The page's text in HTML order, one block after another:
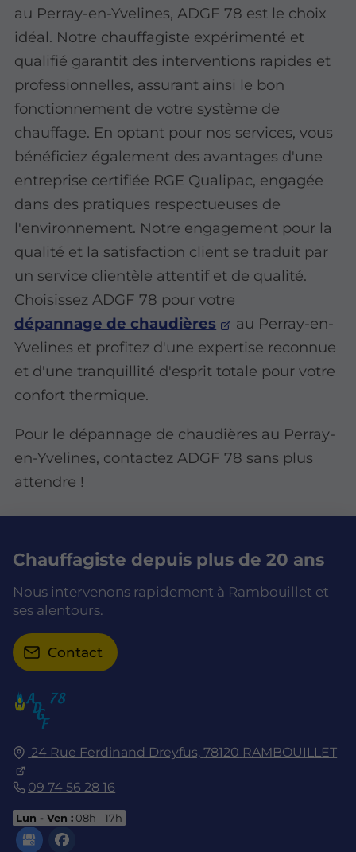
au Perray-en-Yvelines, ADGF 78 est le choix
idéal. Notre chauffagiste expérimenté et
qualifié garantit des interventions rapides et
professionnelles, assurant ainsi le bon
fonctionnement de votre système de
chauffage. En optant pour nos services, vous
bénéficiez également des avantages d'une
entreprise certifiée RGE Qualipac, engagée
dans des pratiques respectueuses de
l'environnement. Notre engagement pour la
qualité et la satisfaction client se traduit par
un service clientèle attentif et de qualité.
Choisissez ADGF 78 pour votre
dépannage de chaudières
au Perray-en-
Yvelines et profitez d'une expertise reconnue
et d'une tranquillité d'esprit totale pour votre
confort thermique.
Pour le dépannage de chaudières au Perray-
en-Yvelines, contactez ADGF 78 sans plus
attendre !
24 Rue Ferdinand Dreyfus, 78120 RAMBOUILLET
09 74 56 28 16
Lun - Ven :08h - 17h
Chauffagiste depuis plus de 20 ans
Nous intervenons rapidement à Rambouillet et
ses alentours.
Contact